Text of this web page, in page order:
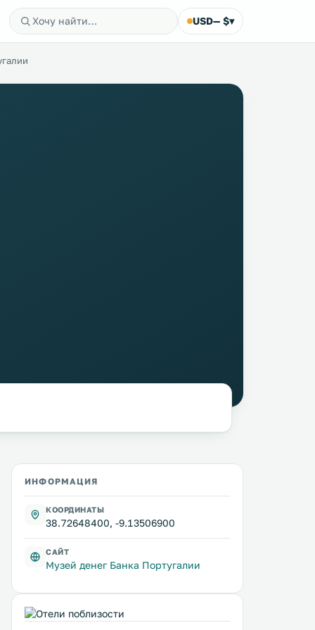
USD— $▾
ИНФОРМАЦИЯ
КООРДИНАТЫ
38.72648400, -9.13506900
САЙТ
Музей денег Банка Португалии